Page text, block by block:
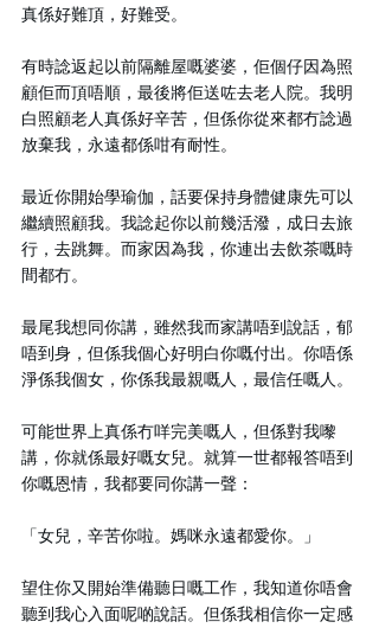
真係好難頂，好難受。
有時諗返起以前隔離屋嘅婆婆，佢個仔因為照
顧佢而頂唔順，最後將佢送咗去老人院。我明
白照顧老人真係好辛苦，但係你從來都冇諗過
放棄我，永遠都係咁有耐性。
最近你開始學瑜伽，話要保持身體健康先可以
繼續照顧我。我諗起你以前幾活潑，成日去旅
行，去跳舞。而家因為我，你連出去飲茶嘅時
間都冇。
最尾我想同你講，雖然我而家講唔到說話，郁
唔到身，但係我個心好明白你嘅付出。你唔係
淨係我個女，你係我最親嘅人，最信任嘅人。
可能世界上真係冇咩完美嘅人，但係對我嚟
講，你就係最好嘅女兒。就算一世都報答唔到
你嘅恩情，我都要同你講一聲：
「女兒，辛苦你啦。媽咪永遠都愛你。」
望住你又開始準備聽日嘅工作，我知道你唔會
聽到我心入面呢啲說話。但係我相信你一定感